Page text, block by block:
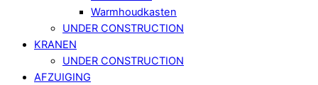
Warmhoudkasten
UNDER CONSTRUCTION
KRANEN
UNDER CONSTRUCTION
AFZUIGING